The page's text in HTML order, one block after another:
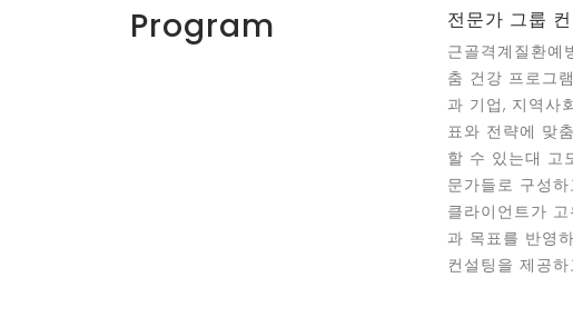
Program 전문가 그룹
근골격계질환예
춤 건강 프로그
과 기업, 지역사
표와 전략에 맞
할 수 있는대 고
문가들로 구성
클라이언트가
과 목표를 반영
컨설팅을 제공